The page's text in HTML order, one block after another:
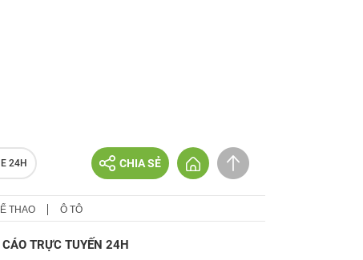
24H CHIA SẺ
THAO Ô TÔ
TRỰC TUYẾN 24H